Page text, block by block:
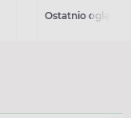
Ostatnio